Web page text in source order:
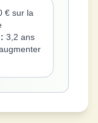
€ sur la
3,2 ans